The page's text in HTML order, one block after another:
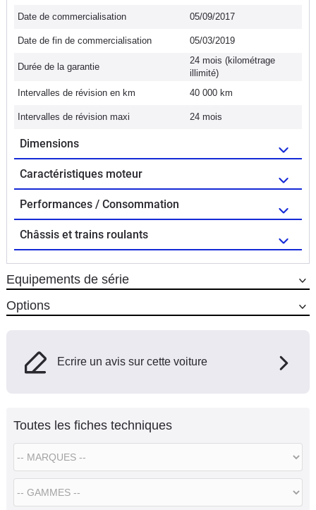
Date de commercialisation 05/09/2017
Date de fin de commercialisation 05/03/2019
Durée de la garantie
24 mois (kilométrage
illimité)
Intervalles de révision en km
40 000 km
Intervalles de révision maxi 24 mois
Dimensions
Caractéristiques moteur
Performances / Consommation
Châssis et trains roulants
Equipements de série
Options
Ecrire un avis sur cette voiture
Toutes les fiches techniques